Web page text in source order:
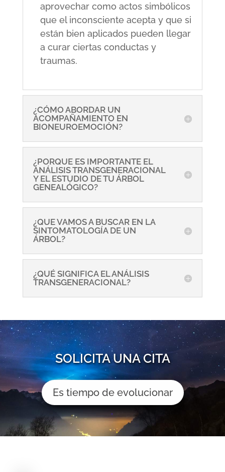
aprovechar como actos simbólicos
que el inconsciente acepta y que si
están bien aplicados pueden llegar
a curar ciertas conductas y
traumas.
¿CÓMO ABORDAR UN
ACOMPAÑAMIENTO EN
BIONEUROEMOCIÓN?
¿PORQUE ES IMPORTANTE EL
ANÁLISIS TRANSGENERACIONAL
Y EL ESTUDIO DE TU ÁRBOL
GENEALÓGICO?
¿QUE VAMOS A BUSCAR EN LA
SINTOMATOLOGÍA DE UN
ÁRBOL?
¿QUÉ SIGNIFICA EL ANÁLISIS
TRANSGENERACIONAL?
SOLICITA UNA CITA
Es tiempo de evolucionar